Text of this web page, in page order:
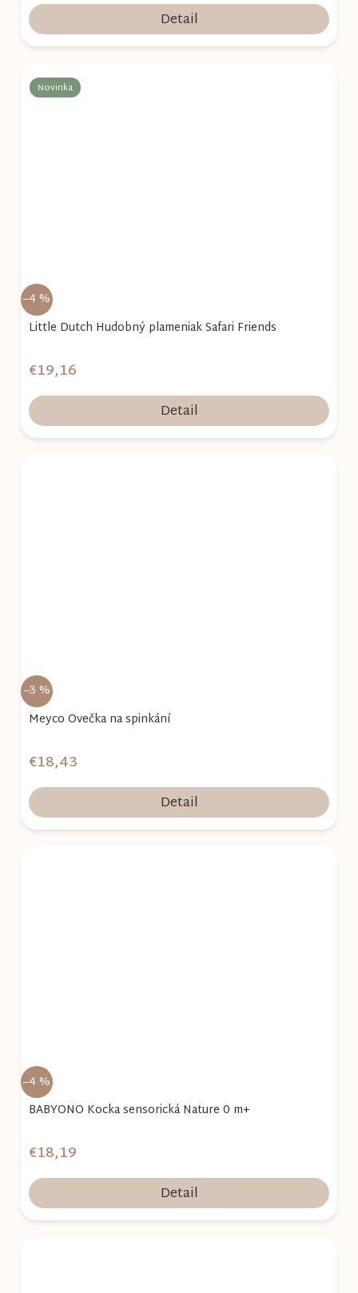
Detail
Novinka
–4 %
Little Dutch Hudobný plameniak Safari Friends
€19,16
Detail
–3 %
Meyco Ovečka na spinkání
€18,43
Detail
–4 %
BABYONO Kocka sensorická Nature 0 m+
€18,19
Detail